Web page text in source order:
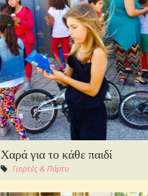
Χαρά για το κάθε παιδί
Γιορτές & Πάρτυ